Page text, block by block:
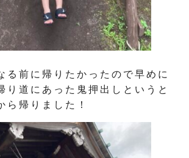
る前に帰りたかったので早めに
り道にあった鬼押出しというと
ら帰りました！